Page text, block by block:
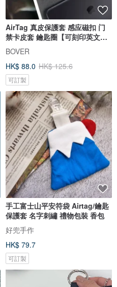
AirTag 真皮保護套 感应磁扣 门
禁卡皮套 鑰匙圈【可刻印英文
名】
BOVER
HK$ 88.0 HK$ 125.6
可訂製
手工富士山平安符袋 Airtag/鑰匙
保護套 名字刺繡 禮物包裝 香包
好兜手作
HK$ 79.7
可訂製